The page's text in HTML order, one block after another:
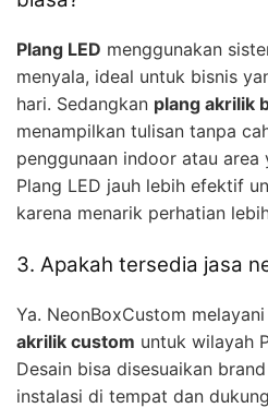
Plang LED menggunakan
menyala, ideal untuk bisnis
hari. Sedangkan plang akrilik
menampilkan tulisan tanpa
penggunaan indoor atau area
Plang LED jauh lebih efektif
karena menarik perhatian
3. Apakah tersedia jasa
Ya. NeonBoxCustom
akrilik custom untuk wilayah
Desain bisa disesuaikan
instalasi di tempat dan